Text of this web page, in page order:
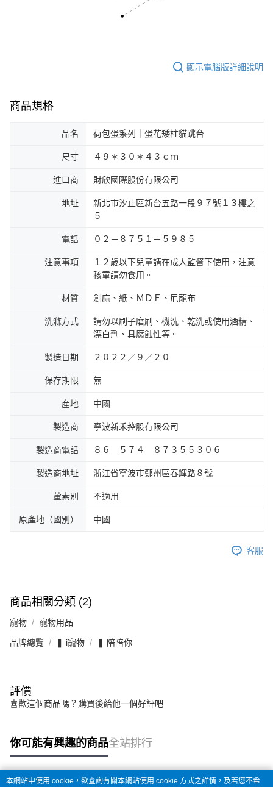
顯示電腦版詳細說明
商品規格
品名 荷包蛋系列｜蛋花矮柱貓跳台
尺寸 ４９＊３０＊４３ｃｍ
進口商 財欣國際股份有限公司
地址
新北市汐止區新台五路一段９７號１３樓之
５
電話 ０２－８７５１－５９８５
注意事項
１２歲以下兒童請在成人監督下使用，注意
孩童請勿食用。
材質 劍麻、紙、ＭＤＦ、尼龍布
洗滌方式
請勿以刷子磨刷、機洗、乾洗或使用酒精、
漂白劑、具腐蝕性等。
製造日期 ２０２２／９／２０
保存期限 無
産地 中國
製造商 寧波新禾控股有限公司
製造商電話 ８６－５７４－８７３５５３０６
製造商地址 浙江省寧波市鄭州區春輝路８號
葷素別 不適用
原產地（國別） 中國
客服
商品相關分類 (2)
寵物 寵物用品
品牌總覽 ❚ i寵物 ❚ 陪陪你
評價
喜歡這個商品嗎？購買後給他一個好評吧
你可能有興趣的商品全站排行
本網站中使用 cookie，欲查詢有關本網站使用 cookie 方式之詳情，及若您不希